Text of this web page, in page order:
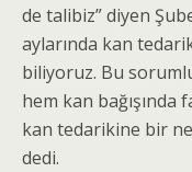
de talibiz” diyen
aylarında kan
biliyoruz. Bu
hem kan bağışında
kan tedarikine bir
dedi.